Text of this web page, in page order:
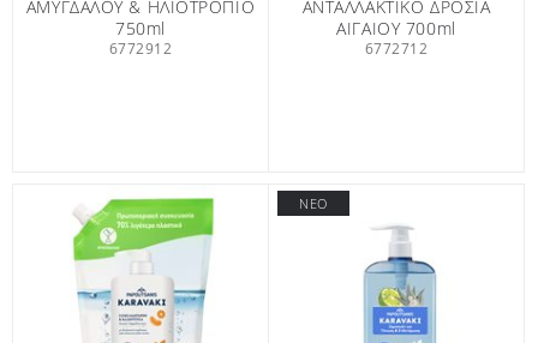
ΑΜΥΓΔΑΛΟΥ & ΗΛΙΟΤΡΟΠΙΟ
750ml
6772912
ΑΝΤΑΛΛΑΚΤΙΚΟ ΔΡΟΣΙΑ
ΑΙΓΑΙΟΥ 700ml
6772712
ΝΕΟ